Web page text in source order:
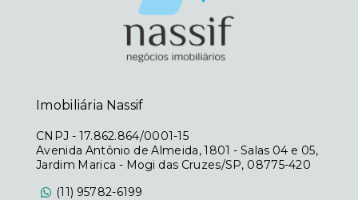
Imobiliária Nassif
CNPJ - 17.862.864/0001-15
Avenida Antônio de Almeida, 1801 - Salas 04 e 05,
Jardim Marica - Mogi das Cruzes/SP, 08775-420
(11) 95782-6199